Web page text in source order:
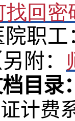
找回密
院职
另附：
目录
计费